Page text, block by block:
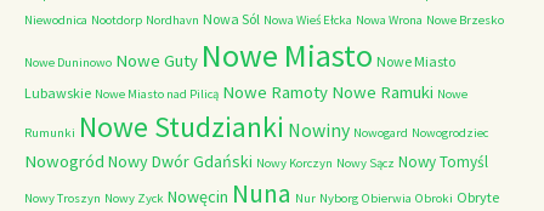
Niewodnica Nootdorp Nordhavn Nowa Sól Nowa Wieś Ełcka Nowa Wrona Nowe Brzesko
Nowe Duninowo Nowe Guty Nowe Miasto Nowe Miasto
Lubawskie Nowe Miasto nad Pilicą Nowe Ramoty Nowe Ramuki Nowe
Rumunki Nowe Studzianki Nowiny Nowogard Nowogrodziec
Nowogród Nowy Dwór Gdański Nowy Korczyn Nowy Sącz Nowy Tomyśl
Nowy Troszyn Nowy Zyck Nowęcin Nuna Nur Nyborg Obierwia Obroki Obryte